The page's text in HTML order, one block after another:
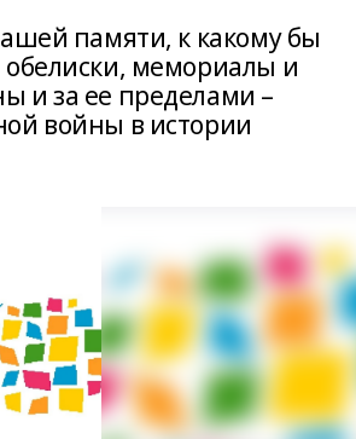
памяти, к какому бы
мемориалы и
и за ее пределами –
войны в истории